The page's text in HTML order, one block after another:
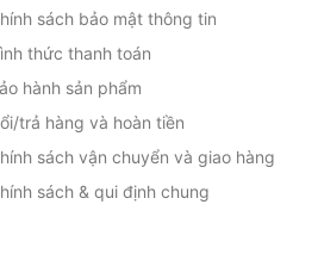
sách bảo mật thông tin
thức thanh toán
hành sản phẩm
trả hàng và hoàn tiền
sách vận chuyển và giao hàng
sách & qui định chung